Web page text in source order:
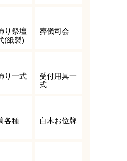
り祭壇
(紙製)
葬儀司会
り一式
受付用具一
式
各種 白木お位牌